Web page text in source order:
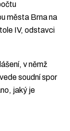
města Brna na
IV, odstavci
v němž
soudní spor
jaký je